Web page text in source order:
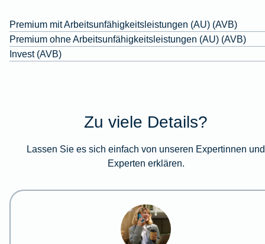
Premium mit Arbeitsunfähigkeitsleistungen (AU) (AVB)
Premium ohne Arbeitsunfähigkeitsleistungen (AU) (AVB)
Invest (AVB)
Zu viele Details?
Lassen Sie es sich einfach von unseren Expertinnen und
Experten erklären.